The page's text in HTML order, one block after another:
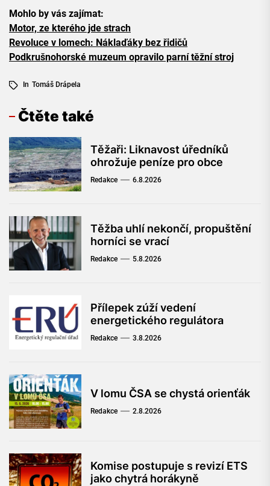
Mohlo by vás zajímat:
Motor, ze kterého jde strach
Revoluce v lomech: Náklaďáky bez řidičů
Podkrušnohorské muzeum opravilo parní těžní stroj
In Tomáš Drápela
Čtěte také
Těžaři: Liknavost úředníků
ohrožuje peníze pro obce
Redakce 6.8.2026
Těžba uhlí nekončí, propuštění
horníci se vrací
Redakce 5.8.2026
Přílepek zúží vedení
energetického regulátora
Redakce 3.8.2026
V lomu ČSA se chystá orienťák
Redakce 2.8.2026
Komise postupuje s revizí ETS
jako chytrá horákyně